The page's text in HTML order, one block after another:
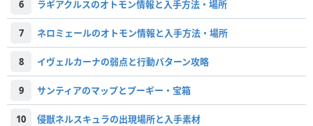
6 ラギアクルスのオトモン情報と入手方法・場所
7 ネロミェールのオトモン情報と入手方法・場所
8 イヴェルカーナの弱点と行動パターン攻略
9 サンティアのマップとプーギー・宝箱
10 侵獣ネルスキュラの出現場所と入手素材